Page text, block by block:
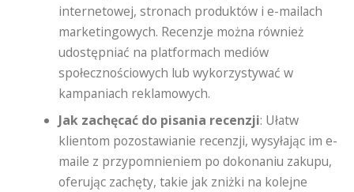
internetowej, stronach produktów i e-mailach
marketingowych. Recenzje można również
udostępniać na platformach mediów
społecznościowych lub wykorzystywać w
kampaniach reklamowych.
Jak zachęcać do pisania recenzji: Ułatw
klientom pozostawianie recenzji, wysyłając im e-
maile z przypomnieniem po dokonaniu zakupu,
oferując zachęty, takie jak zniżki na kolejne